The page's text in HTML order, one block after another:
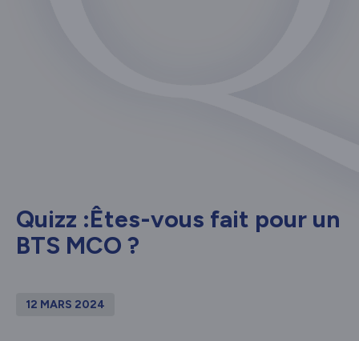
Quizz :Êtes-vous fait pour un
BTS MCO ?
12 MARS 2024